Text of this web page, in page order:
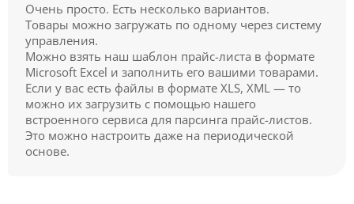
Очень просто. Есть несколько вариантов.
Товары можно загружать по одному через систему
управления.
Можно взять наш шаблон прайс-листа в формате
Microsoft Excel и заполнить его вашими товарами.
Если у вас есть файлы в формате XLS, XML — то
можно их загрузить с помощью нашего
встроенного сервиса для парсинга прайс-листов.
Это можно настроить даже на периодической
основе.